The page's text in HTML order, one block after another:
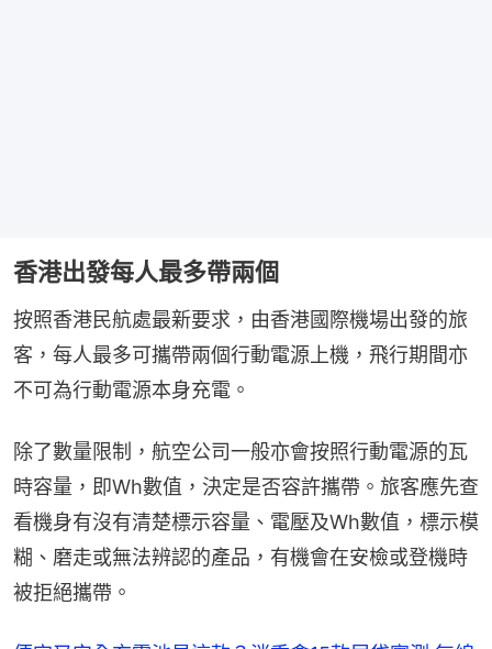
香港出發每人最多帶兩個
按照香港民航處最新要求，由香港國際機場出發的旅
客，每人最多可攜帶兩個行動電源上機，飛行期間亦
不可為行動電源本身充電。
除了數量限制，航空公司一般亦會按照行動電源的瓦
時容量，即Wh數值，決定是否容許攜帶。旅客應先查
看機身有沒有清楚標示容量、電壓及Wh數值，標示模
糊、磨走或無法辨認的產品，有機會在安檢或登機時
被拒絕攜帶。